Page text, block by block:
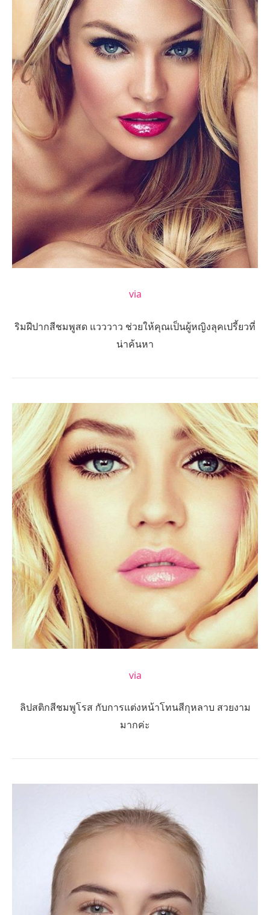
via
ริมฝีปากสีชมพูสด แวววาว ช่วยให้คุณเป็นผู้หญิงลุคเปรี้ยวที่
น่าค้นหา
via
ลิปสติกสีชมพูโรส กับการแต่งหน้าโทนสีกุหลาบ สวยงาม
มากค่ะ